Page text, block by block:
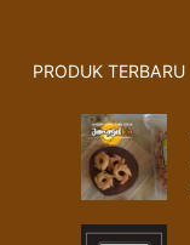
PRODUK TERBARU